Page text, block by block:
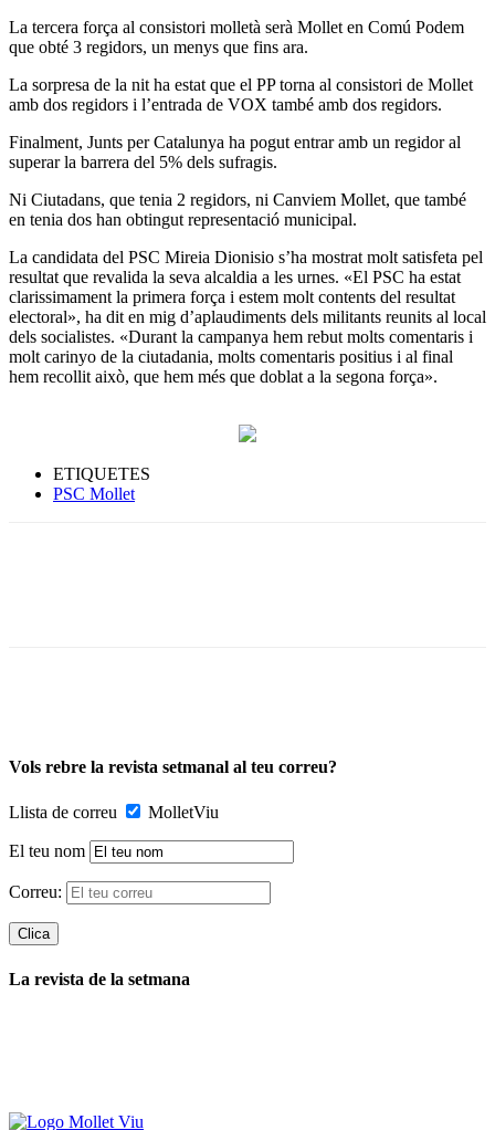
La tercera força al consistori molletà serà Mollet en Comú Podem
que obté 3 regidors, un menys que fins ara.
La sorpresa de la nit ha estat que el PP torna al consistori de Mollet
amb dos regidors i l’entrada de VOX també amb dos regidors.
Finalment, Junts per Catalunya ha pogut entrar amb un regidor al
superar la barrera del 5% dels sufragis.
Ni Ciutadans, que tenia 2 regidors, ni Canviem Mollet, que també
en tenia dos han obtingut representació municipal.
La candidata del PSC Mireia Dionisio s’ha mostrat molt satisfeta pel
resultat que revalida la seva alcaldia a les urnes. «El PSC ha estat
clarissimament la primera força i estem molt contents del resultat
electoral», ha dit en mig d’aplaudiments dels militants reunits al local
dels socialistes. «Durant la campanya hem rebut molts comentaris i
molt carinyo de la ciutadania, molts comentaris positius i al final
hem recollit això, que hem més que doblat a la segona força».
ETIQUETES
PSC Mollet
Vols rebre la revista setmanal al teu correu?
Llista de correu MolletViu
El teu nom
Correu:
La revista de la setmana